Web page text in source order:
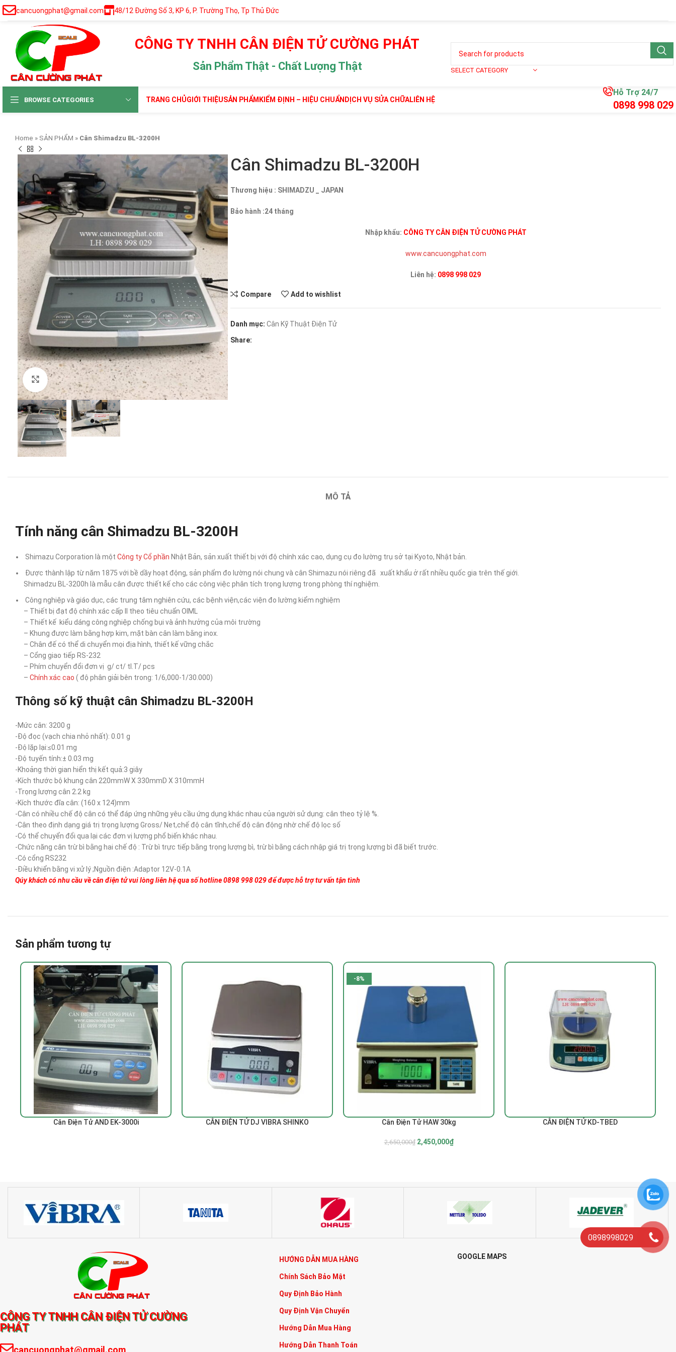
cancuongphat@gmail.com 48/12 Đường Số 3, KP 6, P. Trường Thọ, Tp Thủ Đức
CÔNG TY TNHH CÂN ĐIỆN TỬ CƯỜNG PHÁT
Sản Phẩm Thật - Chất Lượng Thật SELECT CATEGORY
BROWSE CATEGORIES TRANG CHỦGIỚI THIỆUSẢN PHẨM KIỂM ĐỊNH – HIỆU CHUẨN DỊCH VỤ SỬA CHỮALIÊN HỆ
Hỗ Trợ 24/7
0898 998 029
Home » SẢN PHẨM » Cân Shimadzu BL-3200H
Click to enlarge
Cân Shimadzu BL-3200H
Thương hiệu : SHIMADZU _ JAPAN
Bảo hành :24 tháng
Nhập khẩu: CÔNG TY CÂN ĐIỆN TỬ CƯỜNG PHÁT
www.cancuongphat.com
Liên hệ: 0898 998 029
Compare Add to wishlist
Danh mục: Cân Kỹ Thuật Điện Tử
Share:
MÔ TẢ
Tính năng cân Shimadzu BL-3200H
Shimazu Corporation là một Công ty Cổ phần Nhật Bản, sản xuất thiết bị với độ chính xác cao, dụng cụ đo lường trụ sở tại Kyoto, Nhật bản.
Được thành lập từ năm 1875 với bề dầy hoạt động, sản phẩm đo lường nói chung và cân Shimazu nói riêng đã xuất khẩu ở rất nhiều quốc gia trên thế giới.
Shimadzu BL-3200h là mẫu cân được thiết kế cho các công việc phân tích trọng lượng trong phòng thí nghiệm.
Công nghiệp và giáo dục, các trung tâm nghiên cứu, các bệnh viện,các viện đo lường kiểm nghiệm
– Thiết bị đạt độ chính xác cấp II theo tiêu chuẩn OIML
– Thiết kế kiểu dáng công nghiệp chống bụi và ảnh hưởng của môi trường
– Khung được làm bằng hợp kim, mặt bàn cân làm bằng inox.
– Chân đế có thể di chuyển mọi địa hình, thiết kế vững chắc
– Cổng giao tiếp RS-232
– Phím chuyển đổi đơn vị g/ ct/ tl.T/ pcs
– Chính xác cao ( độ phân giải bên trong: 1/6,000-1/30.000)
Thông số kỹ thuật cân Shimadzu BL-3200H
-Mức cân: 3200 g
-Độ đọc (vạch chia nhỏ nhất): 0.01 g
-Độ lặp lại:≤0.01 mg
-Độ tuyến tính:± 0.03 mg
-Khoảng thời gian hiển thị kết quả:3 giây
-Kích thước bộ khung cân 220mmW X 330mmD X 310mmH
-Trọng lượng cân 2.2 kg
-Kích thước đĩa cân: (160 x 124)mm
-Cân có nhiều chế độ cân có thể đáp ứng những yêu cầu ứng dụng khác nhau của người sử dụng: cân theo tỷ lệ %.
-Cân theo định dạng giá trị trọng lượng Gross/ Net,chế độ cân tĩnh,chế độ cân động nhờ chế độ lọc số
-Có thể chuyển đổi qua lại các đơn vị lượng phổ biến khác nhau.
-Chức năng cân trừ bì bằng hai chế độ : Trừ bì trực tiếp bằng trọng lượng bì, trừ bì bằng cách nhập giá trị trọng lượng bì đã biết trước.
-Có cổng RS232
-Điều khiển bằng vi xử lý ;Nguồn điện :Adaptor 12V-0.1A
Qúy khách có nhu cầu về cân điện tử vui lòng liên hệ qua số hotline 0898 998 029 để được hỗ trợ tư vấn tận tình
Sản phẩm tương tự
ĐỌC TIẾPCân Điện Tử AND EK-3000i ĐỌC TIẾPCÂN ĐIỆN TỬ DJ VIBRA SHINKO
-8%
THÊM VÀO GIỎ HÀNGCân Điện Tử HAW 30kg
2,650,000₫ 2,450,000₫
CÂN ĐIỆN TỬ KD-TBED
CÔNG TY TNHH CÂN ĐIỆN TỬ CƯỜNG
PHÁT
cancuongphat@gmail.com
HƯỚNG DẪN MUA HÀNG
Chính Sách Bảo Mật
Quy Định Bảo Hành
Quy Định Vận Chuyển
Hướng Dẫn Mua Hàng
Hướng Dẫn Thanh Toán
GOOGLE MAPS
0898998029